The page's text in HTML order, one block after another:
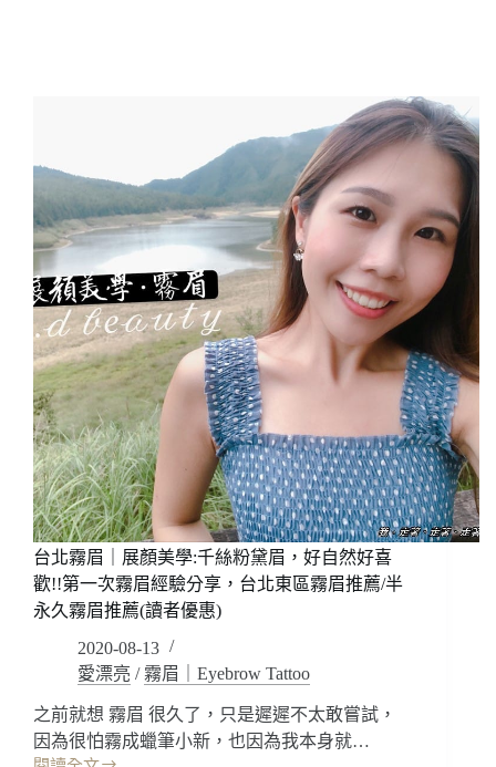
台北霧眉｜展顏美學:千絲粉黛眉，好自然好喜
歡!!第一次霧眉經驗分享，台北東區霧眉推薦/半
永久霧眉推薦(讀者優惠)
2020-08-13
愛漂亮 / 霧眉｜Eyebrow Tattoo
之前就想 霧眉 很久了，只是遲遲不太敢嘗試，
因為很怕霧成蠟筆小新，也因為我本身就…